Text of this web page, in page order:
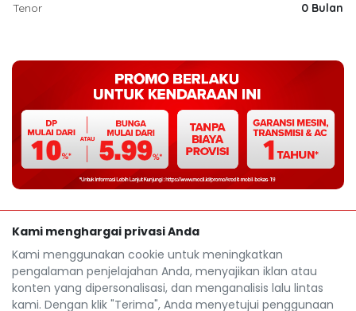
Tenor
0 Bulan
Kami menghargai privasi Anda
Kami menggunakan cookie untuk meningkatkan
pengalaman penjelajahan Anda, menyajikan iklan atau
konten yang dipersonalisasi, dan menganalisis lalu lintas
kami. Dengan klik "Terima", Anda menyetujui penggunaan